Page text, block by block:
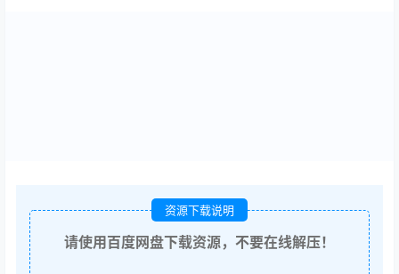
资源下载说明
请使用百度网盘下载资源，不要在线解压！